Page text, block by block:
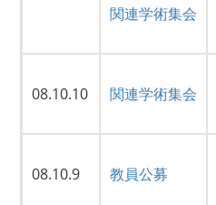
関連学術集会
08.10.10 関連学術集会
08.10.9 教員公募